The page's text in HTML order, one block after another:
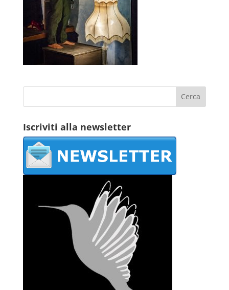
Iscriviti alla newsletter